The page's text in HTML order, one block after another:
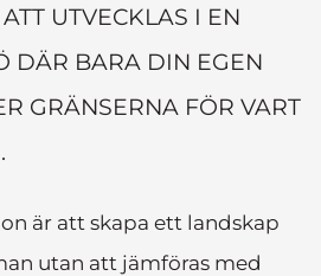
UTVECKLAS I EN
DÄR BARA DIN EGEN
GRÄNSERNA FÖR VART
är att skapa ett landskap
utan att jämföras med